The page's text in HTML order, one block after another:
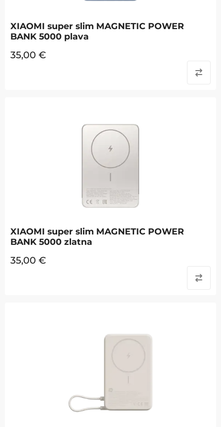
XIAOMI super slim MAGNETIC POWER
BANK 5000 plava
35,00 €
XIAOMI super slim MAGNETIC POWER
BANK 5000 zlatna
35,00 €